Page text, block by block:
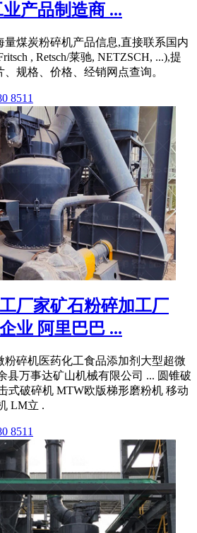
产品制造商 ...
量煤炭粉碎机产品信息,直接联系国内
, Retsch/莱驰, NETZSCH, ...),提
规格、价格、经销网点查询。
8511
厂家矿石粉碎加工厂
业 阿里巴巴 ...
粉碎机医药化工食品添加剂大型超微
县万事达矿山机械有限公司 ... 圆锥破
式破碎机 MTW欧版梯形磨粉机 移动
LM立 .
8511